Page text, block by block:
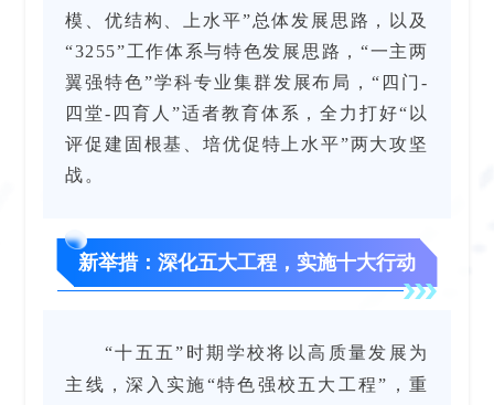
模、优结构、上水平”总体发展思路，以及
“3255”工作体系与特色发展思路，“一主两
翼强特色”学科专业集群发展布局，“四门-
四堂-四育人”适者教育体系，全力打好“以
评促建固根基、培优促特上水平”两大攻坚
战。
新举措：深化五大工程，实施十大行动
“十五五”时期学校将以高质量发展为
主线，深入实施“特色强校五大工程”，重